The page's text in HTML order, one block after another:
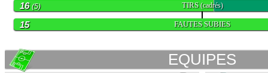
TIRS(cadrés)
16(5)
FAUTES SUBIES
15
EQUIPES